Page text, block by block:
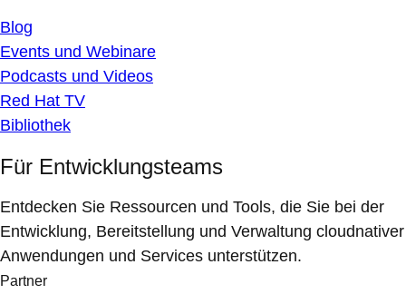
Blog
Events und Webinare
Podcasts und Videos
Red Hat TV
Bibliothek
Für Entwicklungsteams
Entdecken Sie Ressourcen und Tools, die Sie bei der
Entwicklung, Bereitstellung und Verwaltung cloudnativer
Anwendungen und Services unterstützen.
Partner